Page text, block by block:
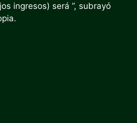
ingresos) será ”, subrayó